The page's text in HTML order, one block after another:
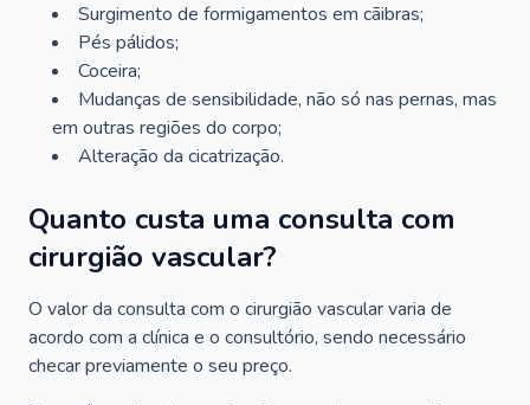
Surgimento de formigamentos em cãibras;
Pés pálidos;
Coceira;
Mudanças de sensibilidade, não só nas pernas, mas
em outras regiões do corpo;
Alteração da cicatrização.
Quanto custa uma consulta com
cirurgião vascular?
O valor da consulta com o cirurgião vascular varia de
acordo com a clínica e o consultório, sendo necessário
checar previamente o seu preço.